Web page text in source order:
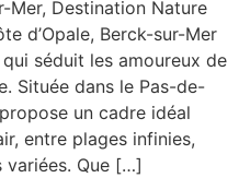
Mer, Destination Nature
d’Opale, Berck-sur-Mer
séduit les amoureux de
Située dans le Pas-de-
un cadre idéal
entre plages infinies,
variées. Que […]